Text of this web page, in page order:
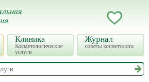
Клиника
Косметологические
услуги
Журнал
советы косметолога